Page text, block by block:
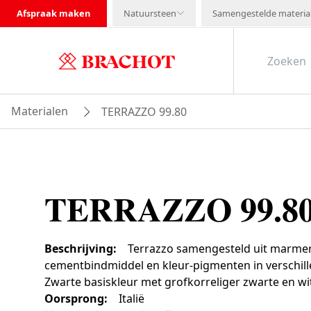
Afspraak maken Natuursteen Samengestelde
Materialen TERRAZZO 99.80
TERRAZZO
Beschrijving:
Terrazzo samengesteld uit
cementbindmiddel en kleur-pigmenten in
Zwarte basiskleur met grofkorreliger zwarte en
Oorsprong:
Italië